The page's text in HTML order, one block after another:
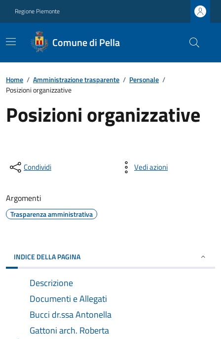
Regione Piemonte
Comune di Pella
Home / Amministrazione trasparente / Personale /
Posizioni organizzative
Posizioni organizzative
Condividi Vedi azioni
Argomenti
Trasparenza amministrativa
INDICE DELLA PAGINA
Descrizione
Documenti e Allegati
Bucci dr.ssa Antonella
Gattoni arch. Roberta